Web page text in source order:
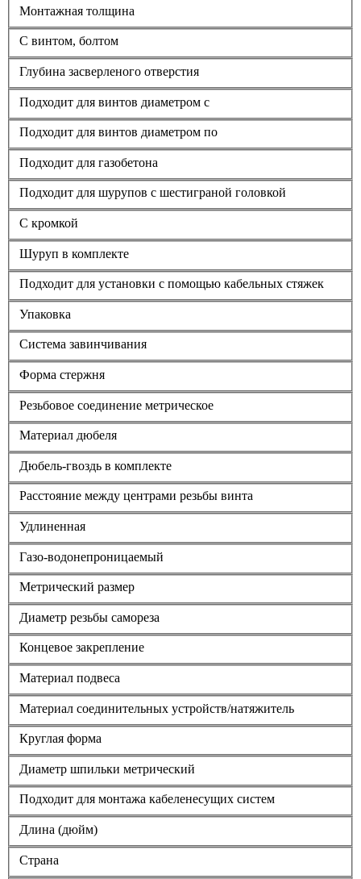
Монтажная толщина
С винтом, болтом
Глубина засверленого отверстия
Подходит для винтов диаметром с
Подходит для винтов диаметром по
Подходит для газобетона
Подходит для шурупов с шестиграной головкой
С кромкой
Шуруп в комплекте
Подходит для установки с помощью кабельных стяжек
Упаковка
Система завинчивания
Форма стержня
Резьбовое соединение метрическое
Материал дюбеля
Дюбель-гвоздь в комплекте
Расстояние между центрами резьбы винта
Удлиненная
Газо-водонепроницаемый
Метрический размер
Диаметр резьбы самореза
Концевое закрепление
Материал подвеса
Материал соединительных устройств/натяжитель
Круглая форма
Диаметр шпильки метрический
Подходит для монтажа кабеленесущих систем
Длина (дюйм)
Страна